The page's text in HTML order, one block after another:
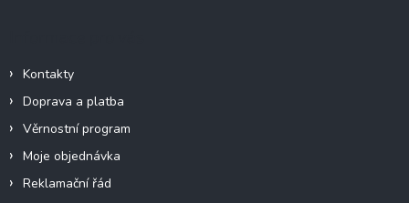
Kontakty
Doprava a platba
Věrnostní program
Moje objednávka
Reklamační řád